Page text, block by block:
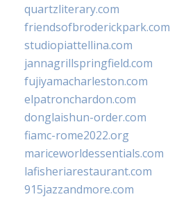
quartzliterary.com
friendsofbroderickpark.com
studiopiattellina.com
jannagrillspringfield.com
fujiyamacharleston.com
elpatronchardon.com
donglaishun-order.com
fiamc-rome2022.org
mariceworldessentials.com
lafisheriarestaurant.com
915jazzandmore.com